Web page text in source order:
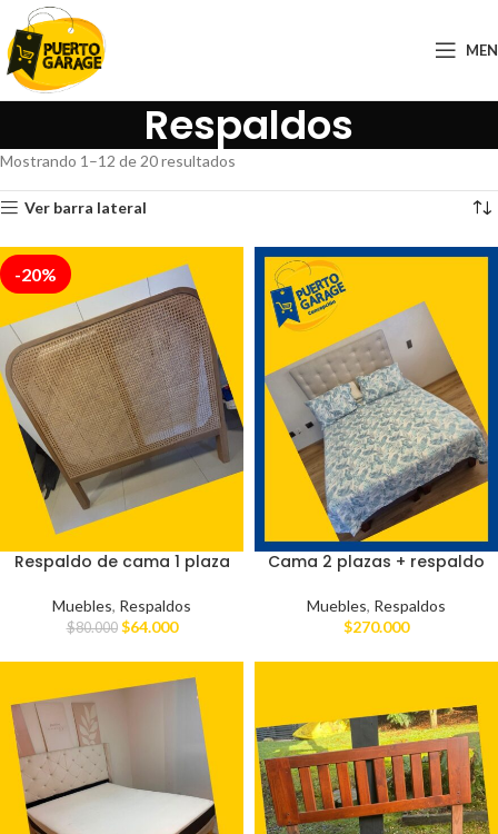
Respaldos
Mostrando 1–12 de 20 resultados
Ver barra lateral
-20%
Respaldo de cama 1 plaza
Muebles, Respaldos
$80.000 $64.000
Cama 2 plazas + respaldo
Muebles, Respaldos
$270.000